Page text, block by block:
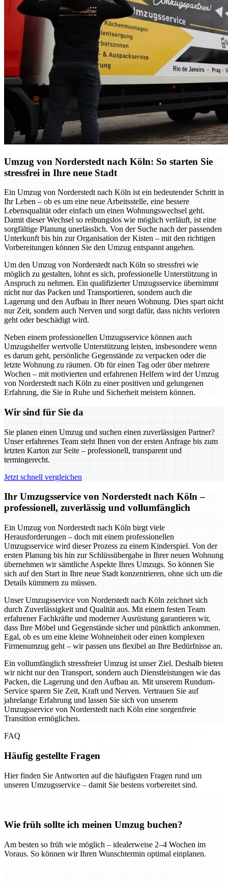
Umzug von Norderstedt nach Köln: So starten Sie
stressfrei in Ihre neue Stadt
Ein Umzug von Norderstedt nach Köln ist ein bedeutender Schritt in
Ihr Leben – ob es um eine neue Arbeitsstelle, eine bessere
Lebensqualität oder einfach um einen Wohnungswechsel geht.
Damit dieser Wechsel so reibungslos wie möglich verläuft, ist eine
sorgfältige Planung unerlässlich. Von der Suche nach der passenden
Unterkunft bis hin zur Organisation der Kisten – mit den richtigen
Vorbereitungen können Sie den Umzug entspannt angehen.
Um den Umzug von Norderstedt nach Köln so stressfrei wie
möglich zu gestalten, lohnt es sich, professionelle Unterstützung in
Anspruch zu nehmen. Ein qualifizierter Umzugsservice übernimmt
nicht nur das Packen und Transportieren, sondern auch die
Lagerung und den Aufbau in Ihrer neuen Wohnung. Dies spart nicht
nur Zeit, sondern auch Nerven und sorgt dafür, dass nichts verloren
geht oder beschädigt wird.
Neben einem professionellen Umzugsservice können auch
Umzugshelfer wertvolle Unterstützung leisten, insbesondere wenn
es darum geht, persönliche Gegenstände zu verpacken oder die
letzte Wohnung zu räumen. Ob für einen Tag oder über mehrere
Wochen – mit motivierten und erfahrenen Helfern wird der Umzug
von Norderstedt nach Köln zu einer positiven und gelungenen
Erfahrung, die Sie in Ruhe und Sicherheit meistern können.
Wir sind für Sie da
Sie planen einen Umzug und suchen einen zuverlässigen Partner?
Unser erfahrenes Team steht Ihnen von der ersten Anfrage bis zum
letzten Karton zur Seite – professionell, transparent und
termingerecht.
Jetzt schnell vergleichen
Ihr Umzugsservice von Norderstedt nach Köln –
professionell, zuverlässig und vollumfänglich
Ein Umzug von Norderstedt nach Köln birgt viele
Herausforderungen – doch mit einem professionellen
Umzugsservice wird dieser Prozess zu einem Kinderspiel. Von der
ersten Planung bis hin zur Schlüssübergabe in Ihrer neuen Wohnung
übernehmen wir sämtliche Aspekte Ihres Umzugs. So können Sie
sich auf den Start in Ihre neue Stadt konzentrieren, ohne sich um die
Details kümmern zu müssen.
Unser Umzugsservice von Norderstedt nach Köln zeichnet sich
durch Zuverlässigkeit und Qualität aus. Mit einem festen Team
erfahrener Fachkräfte und moderner Ausrüstung garantieren wir,
dass Ihre Möbel und Gegenstände sicher und pünktlich ankommen.
Egal, ob es um eine kleine Wohneinheit oder einen komplexen
Firmenumzug geht – wir passen uns flexibel an Ihre Bedürfnisse an.
Ein vollumfänglich stressfreier Umzug ist unser Ziel. Deshalb bieten
wir nicht nur den Transport, sondern auch Dienstleistungen wie das
Packen, die Lagerung und den Aufbau an. Mit unserem Rundum-
Service sparen Sie Zeit, Kraft und Nerven. Vertrauen Sie auf
jahrelange Erfahrung und lassen Sie sich von unserem
Umzugsservice von Norderstedt nach Köln eine sorgenfreie
Transition ermöglichen.
FAQ
Häufig gestellte Fragen
Hier finden Sie Antworten auf die häufigsten Fragen rund um
unseren Umzugsservice – damit Sie bestens vorbereitet sind.
Wie früh sollte ich meinen Umzug buchen?
Am besten so früh wie möglich – idealerweise 2–4 Wochen im
Voraus. So können wir Ihren Wunschtermin optimal einplanen.